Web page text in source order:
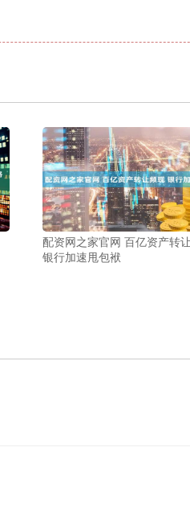
配资网之家官网 百亿资产转
银行加速甩包袱